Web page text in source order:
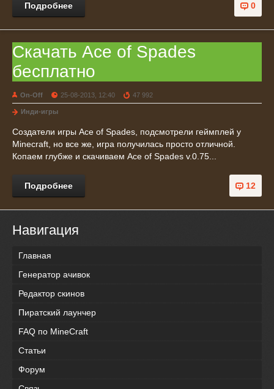
0
Подробнее
Скачать Ace of Spades
бесплатно
On-Off 25-08-2013, 12:40 47 992
Инди-игры
Создатели игры Ace of Spades, подсмотрели геймплей у
Minecraft, но все же, игра получилась просто отличной.
Копаем глубже и скачиваем Ace of Spades v.0.75...
12
Подробнее
Навигация
Главная
Генератор ачивок
Редактор скинов
Пиратский лаунчер
FAQ по MineCraft
Статьи
Форум